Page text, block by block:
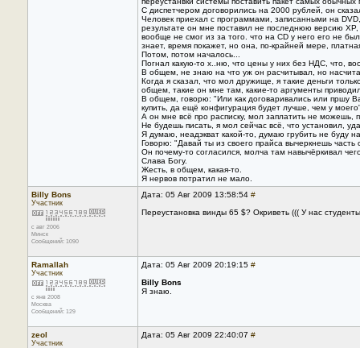
С диспетчером договорились на 2000 рублей, он
Человек приехал с программами, записанными на
результате он мне поставил не последнюю версию
вообще не смог из за того. что на CD у него его не
знает, время покажет, но она, по-крайней мере,
Потом, потом началось...
Погнал какую-то х..ню, что цены у них без НДС, что,
В общем, не знаю на что уж он расчитывал, но
Когда я сказал, что мол дружище, я такие деньги
общем, такие он мне там, какие-то аргументы
В общем, говорю: "Или как договаривались или пршу
купить, да ещё конфигурация будет лучше, чем у
А он мне всё про расписку, мол заплатить не можешь,
Не будешь писать, я мол сейчас всё, что установил,
Я думаю, неадэкват какой-то, думаю грубить не буду
Говорю: "Давай ты из своего прайса вычеркнешь
Он почему-то согласился, молча там навычёркивал
Слава Богу.
Жесть, в общем, какая-то.
Я нервов потратил не мало.
Billy Bons
Участник
с авг 2006
Минск
Сообщений: 1090
Дата: 05 Авг 2009 13:58:54 #
Переустановка винды 65 $? Окриветь ((( У нас
Ramallah
Участник
с янв 2008
Москва
Сообщений: 129
Дата: 05 Авг 2009 20:19:15 #
Billy Bons
Я знаю.
zeol
Участник
Дата: 05 Авг 2009 22:40:07 #